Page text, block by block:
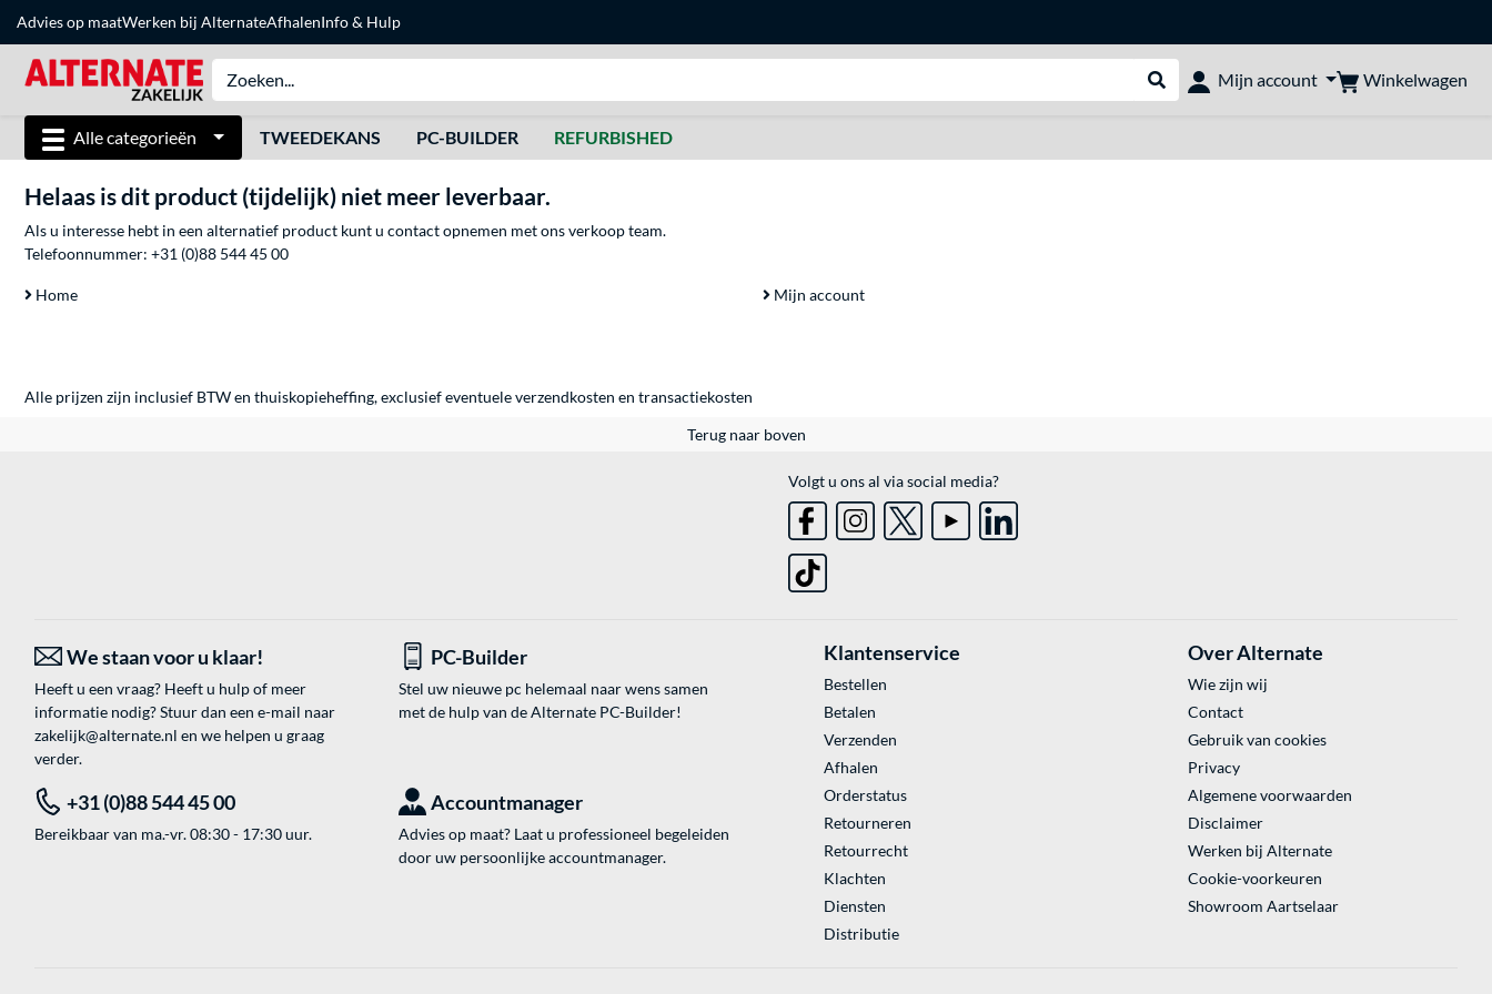
Advies op maatWerken bij AlternateAfhalenInfo & Hulp
Webshop doorzoeken
Mijn account Winkelwagen
Alle categorieën TWEEDEKANS PC-BUILDER REFURBISHED
Helaas is dit product (tijdelijk) niet meer leverbaar.
Als u interesse hebt in een alternatief product kunt u contact opnemen met ons verkoop team.
Telefoonnummer: +31 (0)88 544 45 00
Home Mijn account
Alle prijzen zijn inclusief BTW en thuiskopieheffing, exclusief eventueleverzendkosten en transactiekosten
Terug naar boven
Volgt u ons al via social media?
We staan voor u klaar!
Heeft u een vraag? Heeft u hulp of meer
informatie nodig? Stuur dan een e-mail naar
zakelijk@alternate.nl en we helpen u graag
verder.
PC-Builder
Stel uw nieuwe pc helemaal naar wens samen
met de hulp van de Alternate PC-Builder!
+31 (0)88 544 45 00
Bereikbaar van ma.-vr. 08:30 - 17:30 uur.
Accountmanager
Advies op maat? Laat u professioneel begeleiden
door uw persoonlijke accountmanager.
Klantenservice
Bestellen
Betalen
Verzenden
Afhalen
Orderstatus
Retourneren
Retourrecht
Klachten
Diensten
Distributie
Over Alternate
Wie zijn wij
Contact
Gebruik van cookies
Privacy
Algemene voorwaarden
Disclaimer
Werken bij Alternate
Cookie-voorkeuren
Showroom Aartselaar